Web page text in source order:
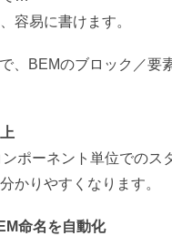
容易に書けます。
、BEMのブロック／要
ポーネント単位でのス
かりやすくなります。
命名を自動化